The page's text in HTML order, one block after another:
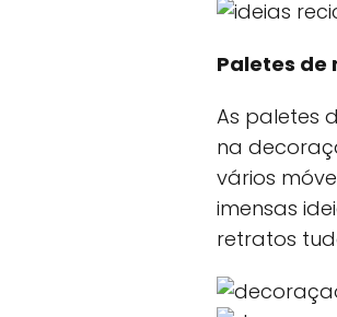
Paletes de
As paletes
na
vários
imensas
retratos